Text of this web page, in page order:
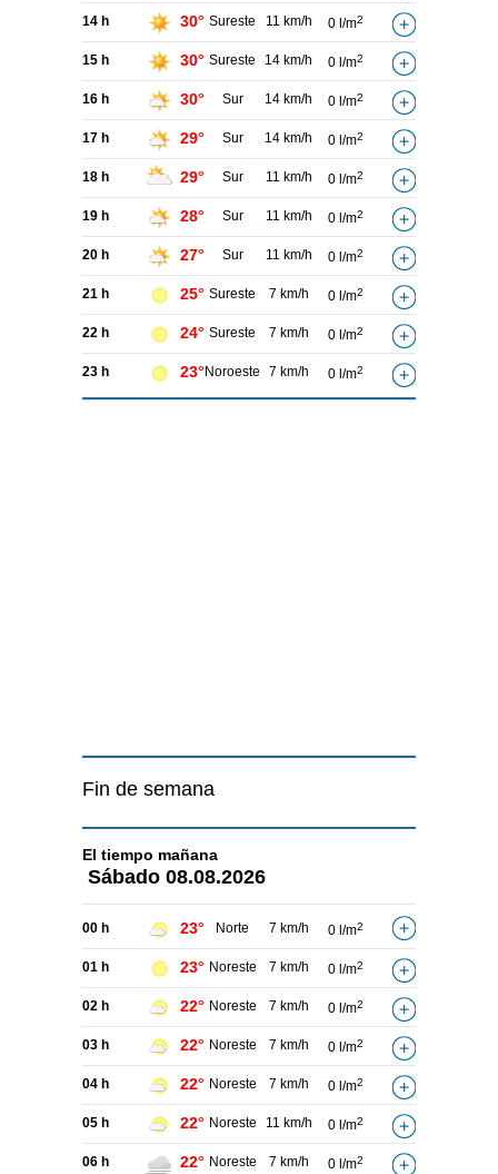
14 h 30° Sureste 11 km/h 0 l/m2
15 h 30° Sureste 14 km/h 0 l/m2
16 h 30° Sur 14 km/h 0 l/m2
17 h 29° Sur 14 km/h 0 l/m2
18 h 29° Sur 11 km/h 0 l/m2
19 h 28° Sur 11 km/h 0 l/m2
20 h 27° Sur 11 km/h 0 l/m2
21 h 25° Sureste 7 km/h 0 l/m2
22 h 24° Sureste 7 km/h 0 l/m2
23 h 23° Noroeste 7 km/h 0 l/m2
Fin de semana
El tiempo mañana
Sábado 08.08.2026
00 h 23° Norte 7 km/h 0 l/m2
01 h 23° Noreste 7 km/h 0 l/m2
02 h 22° Noreste 7 km/h 0 l/m2
03 h 22° Noreste 7 km/h 0 l/m2
04 h 22° Noreste 7 km/h 0 l/m2
05 h 22° Noreste 11 km/h 0 l/m2
06 h 22° Noreste 7 km/h 0 l/m2